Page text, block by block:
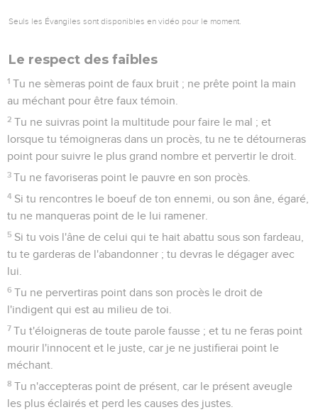
Seuls les Évangiles sont disponibles en vidéo pour le moment.
Le respect des faibles
1 Tu ne sèmeras point de faux bruit ; ne prête point la main
au méchant pour être faux témoin.
2 Tu ne suivras point la multitude pour faire le mal ; et
lorsque tu témoigneras dans un procès, tu ne te détourneras
point pour suivre le plus grand nombre et pervertir le droit.
3 Tu ne favoriseras point le pauvre en son procès.
4 Si tu rencontres le boeuf de ton ennemi, ou son âne, égaré,
tu ne manqueras point de le lui ramener.
5 Si tu vois l'âne de celui qui te hait abattu sous son fardeau,
tu te garderas de l'abandonner ; tu devras le dégager avec
lui.
6 Tu ne pervertiras point dans son procès le droit de
l'indigent qui est au milieu de toi.
7 Tu t'éloigneras de toute parole fausse ; et tu ne feras point
mourir l'innocent et le juste, car je ne justifierai point le
méchant.
8 Tu n'accepteras point de présent, car le présent aveugle
les plus éclairés et perd les causes des justes.